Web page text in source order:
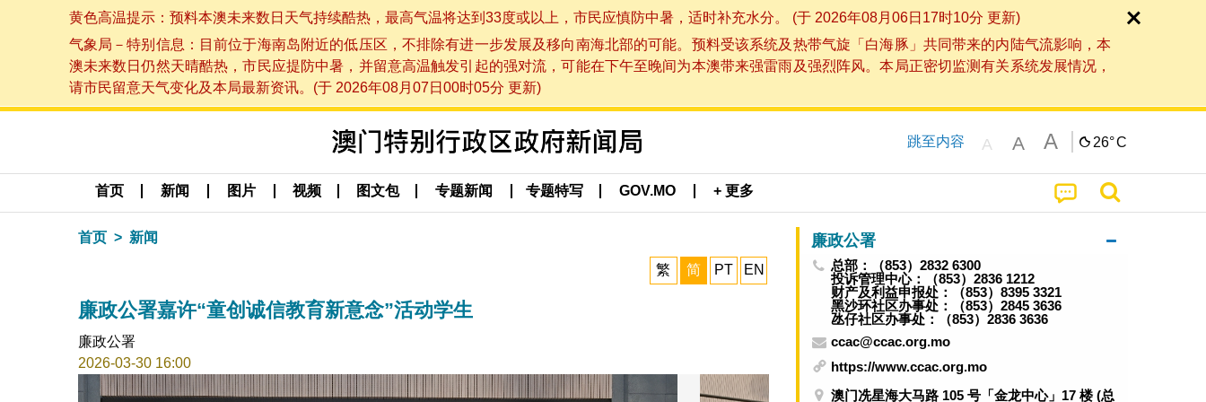
黄色高温提示：预料本澳未来数日天气持续酷热，最高气温将达到33度或以上，市民应慎防中暑，适时补充水分。 (于 2026年08月06日17时10分 更新)
气象局－特别信息：目前位于海南岛附近的低压区，不排除有进一步发展及移向南海北部的可能。预料受该系统及热带气旋「白海豚」共同带来的内陆气流影响，本
澳未来数日仍然天晴酷热，市民应提防中暑，并留意高温触发引起的强对流，可能在下午至晚间为本澳带来强雷雨及强烈阵风。本局正密切监测有关系统发展情况，
请市民留意天气变化及本局最新资讯。(于 2026年08月07日00时05分 更新)
跳至内容 A A A 26°C
首页 新闻 图片 视频 图文包 专题新闻 专题特写 GOV.MO + 更多
首页 新闻
繁 简 PT EN
廉政公署嘉许“童创诚信教育新意念”活动学生
廉政公署
2026-03-30 16:00
廉政公署
总部：（853）2832 6300
投诉管理中心：（853）2836 1212
财产及利益申报处：（853）8395 3321
黑沙环社区办事处：（853）2845 3636
氹仔社区办事处：（853）2836 3636
ccac@ccac.org.mo
https://www.ccac.org.mo
澳门冼星海大马路 105 号「金龙中心」17 楼 (总